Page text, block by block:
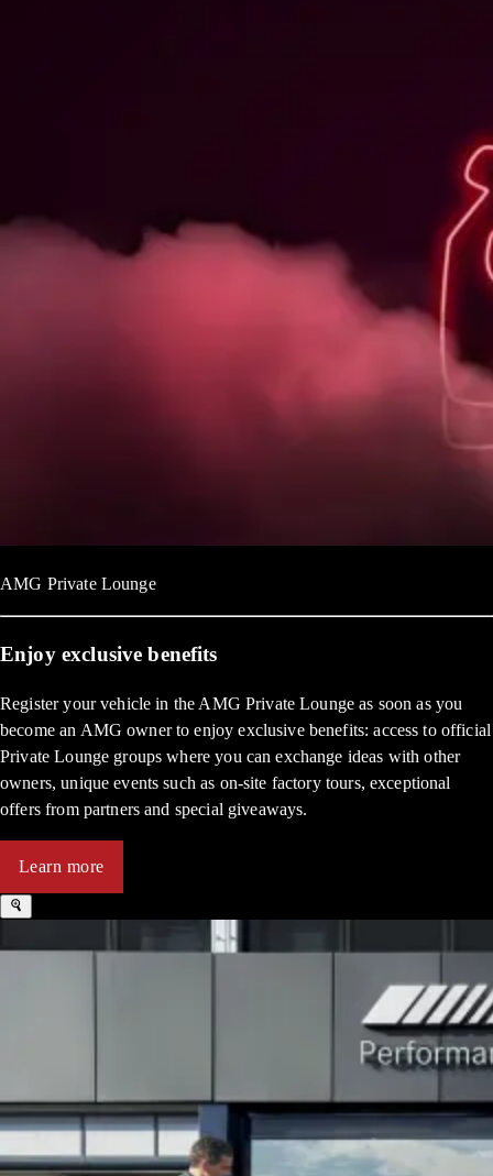
AMG Private Lounge
Enjoy exclusive benefits
Register your vehicle in the AMG Private Lounge as soon as you
become an AMG owner to enjoy exclusive benefits: access to official
Private Lounge groups where you can exchange ideas with other
owners, unique events such as on-site factory tours, exceptional
offers from partners and special giveaways.
Learn more